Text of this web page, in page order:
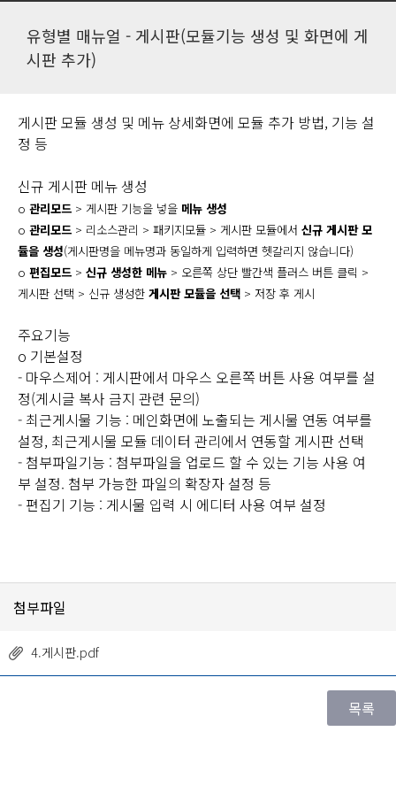
유형별 매뉴얼 - 게시판(모듈기능 생성 및 화면에 게
시판 추가)
게시판 모듈 생성 및 메뉴 상세화면에 모듈 추가 방법, 기능 설
정 등
신규 게시판 메뉴 생성
o 관리모드 > 게시판 기능을 넣을 메뉴 생성
o 관리모드 > 리소스관리 > 패키지모듈 > 게시판 모듈에서 신규 게시판 모
듈을 생성(게시판명을 메뉴명과 동일하게 입력하면 헷갈리지 않습니다)
o 편집모드 > 신규 생성한 메뉴 > 오른쪽 상단 빨간색 플러스 버튼 클릭 >
게시판 선택 > 신규 생성한 게시판 모듈을 선택 > 저장 후 게시
주요기능
o 기본설정
- 마우스제어 : 게시판에서 마우스 오른쪽 버튼 사용 여부를 설
정(게시글 복사 금지 관련 문의)
- 최근게시물 기능 : 메인화면에 노출되는 게시물 연동 여부를
설정, 최근게시물 모듈 데이터 관리에서 연동할 게시판 선택
- 첨부파일기능 : 첨부파일을 업로드 할 수 있는 기능 사용 여
부 설정. 첨부 가능한 파일의 확장자 설정 등
- 편집기 기능 : 게시물 입력 시 에디터 사용 여부 설정
첨부파일
4.게시판.pdf